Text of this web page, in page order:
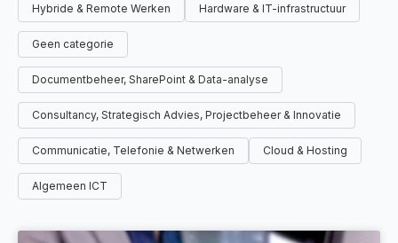
Hybride & Remote Werken Hardware & IT-infrastructuur
Geen categorie
Documentbeheer, SharePoint & Data-analyse
Consultancy, Strategisch Advies, Projectbeheer & Innovatie
Communicatie, Telefonie & Netwerken Cloud & Hosting
Algemeen ICT